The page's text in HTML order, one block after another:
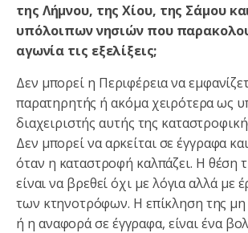
της Λήμνου, της Χίου, της Σάμου
υπόλοιπων νησιών που
αγωνία τις εξελίξεις;
Δεν μπορεί η Περιφέρεια να
παρατηρητής ή ακόμα χειρότερα ως
διαχειριστής αυτής της
Δεν μπορεί να αρκείται σε έγγραφα
όταν η καταστροφή καλπάζει. Η θέση
είναι να βρεθεί όχι με λόγια αλλά με
των κτηνοτρόφων. Η επίκληση της μη
ή η αναφορά σε έγγραφα, είναι ένα